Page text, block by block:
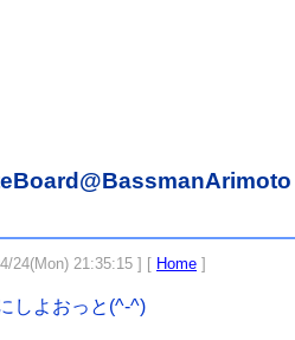
24(Mon) 21:35:15 ] [ Home ]
しよおっと(^-^)